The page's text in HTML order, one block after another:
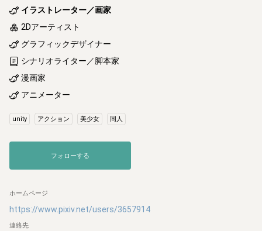
イラストレーター／画家
2Dアーティスト
グラフィックデザイナー
シナリオライター／脚本家
漫画家
アニメーター
unity アクション 美少女 同人
フォローする
ホームページ
https://www.pixiv.net/users/3657914
連絡先